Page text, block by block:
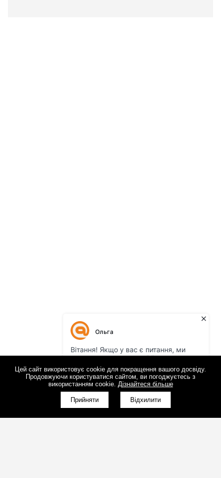
Цей сайт використовує cookie для покращення вашого досвіду.
Продовжуючи користуватися сайтом, ви погоджуєтесь з
використанням cookie. Дізнайтеся більше
Прийняти Відхилити